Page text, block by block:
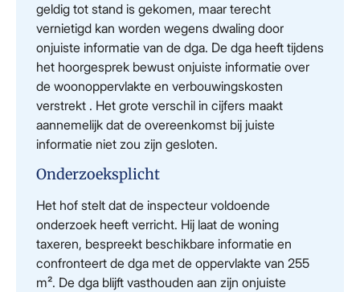
geldig tot stand is gekomen, maar terecht
vernietigd kan worden wegens dwaling door
onjuiste informatie van de dga. De dga heeft tijdens
het hoorgesprek bewust onjuiste informatie over
de woonoppervlakte en verbouwingskosten
verstrekt . Het grote verschil in cijfers maakt
aannemelijk dat de overeenkomst bij juiste
informatie niet zou zijn gesloten.
Onderzoeksplicht
Het hof stelt dat de inspecteur voldoende
onderzoek heeft verricht. Hij laat de woning
taxeren, bespreekt beschikbare informatie en
confronteert de dga met de oppervlakte van 255
m². De dga blijft vasthouden aan zijn onjuiste